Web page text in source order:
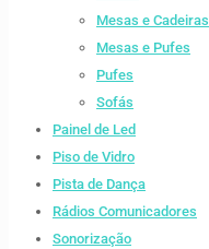
Mesas e Cadeiras
Mesas e Pufes
Pufes
Sofás
Painel de Led
Piso de Vidro
Pista de Dança
Rádios Comunicadores
Sonorização